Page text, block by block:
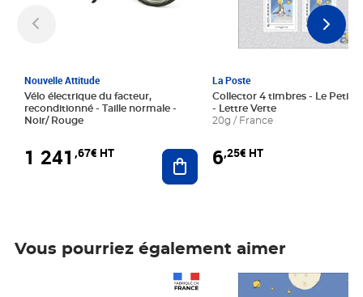
Nouvelle Attitude
Vélo électrique du facteur,
reconditionné - Taille normale -
Noir/ Rouge
1 241 ,67€ HT Ajouter au panier
La Poste
Collector 4 timbres - Le Petit
- Lettre Verte
20g / France
6,25€ HT
Vous pourriez également aimer
Prix 6,25€ HT